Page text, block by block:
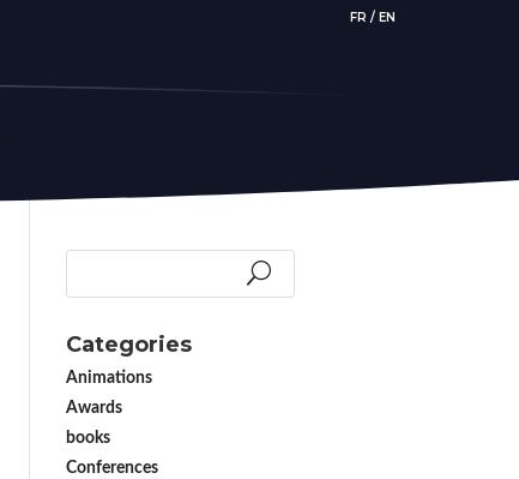
FR / EN
Categories
Animations
Awards
books
Conferences